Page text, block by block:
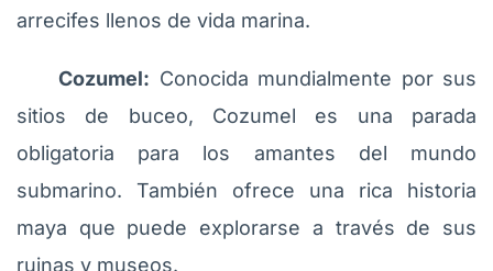
arrecifes llenos de vida marina.
Cozumel: Conocida mundialmente por sus
sitios de buceo, Cozumel es una parada
obligatoria para los amantes del mundo
submarino. También ofrece una rica historia
maya que puede explorarse a través de sus
ruinas y museos.